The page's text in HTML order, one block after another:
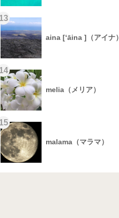
13
aina [‘āina ]（アイナ）
14
melia（メリア）
15
malama（マラマ）